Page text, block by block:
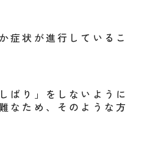
症状が進行しているこ
ばり」をしないように
なため、そのような方